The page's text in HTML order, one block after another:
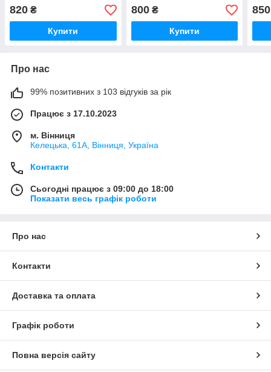
820 ₴
Купити
800₴
Купити
850
Про нас
99% позитивних з 103 відгуків за рік
Працює з 17.10.2023
м. Вінниця
Келецька, 61А, Вінниця, Україна
Контакти
Сьогодні працює з 09:00 до 18:00
Показати весь графік роботи
Про нас
Контакти
Доставка та оплата
Графік роботи
Повна версія сайту